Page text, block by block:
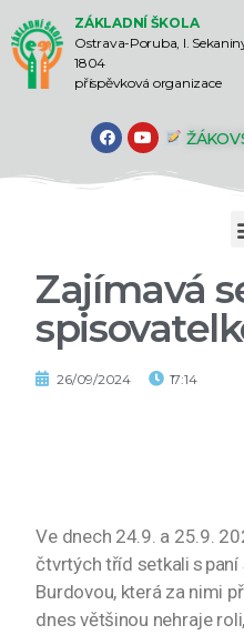
ZÁKLADNÍ ŠKOLA
Ostrava-Poruba, I.
1804
příspěvková organizace
Zajímavá
26/09/2024 17:14
Ve dnech 24.9. a 25.9.
čtvrtých tříd setkali s
Burdovou, která za nimi
dnes většinou nehraje